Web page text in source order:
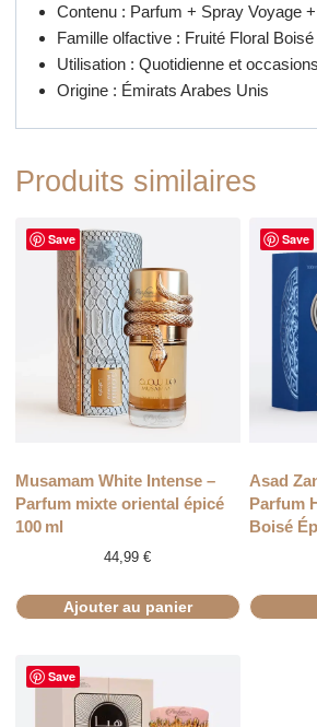
Contenu : Parfum + Spray Voyage
Famille olfactive : Fruité Floral Boisé
Utilisation : Quotidienne et
Origine : Émirats Arabes Unis
Produits similaires
Save
Musamam White Intense –
Parfum mixte oriental épicé
100 ml
44,99€
Ajouter au panier
Save
RUPTURE
Asad
Parfum
Boisé
Save